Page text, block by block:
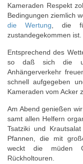
Kameraden Respekt
Bedingungen ziemlich
die Wertung , die
zustandegekommen ist.
Entsprechend des
so daß sich die
Anhängerverkehr
schnell aufgegeben
Kameraden vom Acker
Am Abend genießen
samt allen Helfern
Tsatziki und
Pfannen, die mit
weckt die müden
Rückholtouren.